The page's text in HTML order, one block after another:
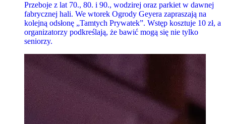
Przeboje z lat 70., 80. i 90., wodzirej oraz parkiet w dawnej
fabrycznej hali. We wtorek Ogrody Geyera zapraszają na
kolejną odsłonę „Tamtych Prywatek”. Wstęp kosztuje 10 zł, a
organizatorzy podkreślają, że bawić mogą się nie tylko
seniorzy.